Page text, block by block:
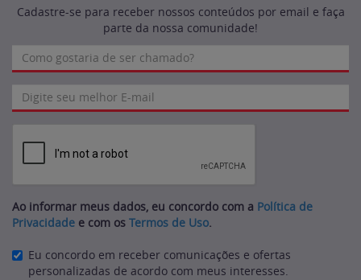
Cadastre-se para receber nossos conteúdos por email e faça
parte da nossa comunidade!
Ao informar meus dados, eu concordo com a Política de
Privacidade e com os Termos de Uso.
Eu concordo em receber comunicações e ofertas
personalizadas de acordo com meus interesses.